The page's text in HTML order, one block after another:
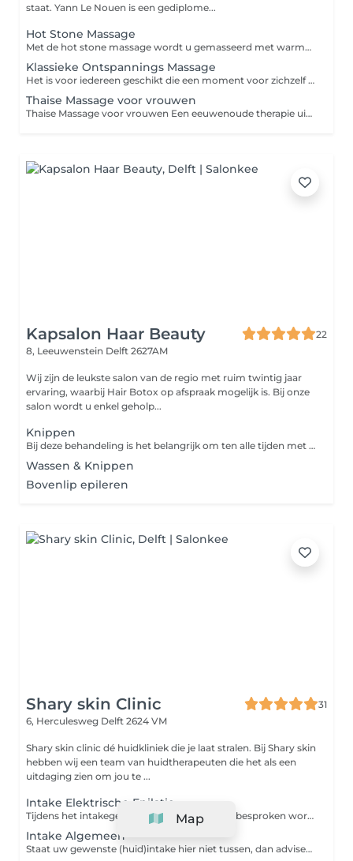
staat. Yann Le Nouen is een gediplome...
Hot Stone Massage
Met de hot stone massage wordt u gemasseerd met warme stenen met een aangename temperatuur van tussen de 45 en 50 graden.
Klassieke Ontspannings Massage
Het is voor iedereen geschikt die een moment voor zichzelf nodig heeft en wil onthaasten.
Thaise Massage voor vrouwen
Thaise Massage voor vrouwen Een eeuwenoude therapie uit Thailand die rekken, druk en ritmische bewegingen combineert. Je blijft gekleed en ligt op een verdikte mat. Voordelen: - meer flexibiliteit, - minder stress en verlichting van pijn/spanning - betere energiestroom, bloedsomloop en algeheel welzijn. Let op! Neem zelf comfortabele stretch kleding mee met voorkeur lange mouwen!
Kapsalon Haar Beauty
22
8, Leeuwenstein Delft 2627AM
Wij zijn de leukste salon van de regio met ruim twintig jaar
ervaring, waarbij Hair Botox op afspraak mogelijk is. Bij onze
salon wordt u enkel geholp...
Knippen
Bij deze behandeling is het belangrijk om ten alle tijden met gewassen haar naar de salon toe te komen.
Wassen & Knippen
Bovenlip epileren
Shary skin Clinic
31
6, Herculesweg Delft 2624 VM
Shary skin clinic dé huidkliniek die je laat stralen. Bij Shary skin
hebben wij een team van huidtherapeuten die het als een
uitdaging zien om jou te ...
Intake Elektrische Epilatie
Tijdens het intakegesprek zullen uw wensen besproken worden en wordt er vervolgens een behandelplan opgesteld.
Intake Algemeen
Staat uw gewenste (huid)intake hier niet tussen, dan adviseren wij om een "intake algemeen" te boeken. Onze huidtherapeuten zullen u hiermee tijdens het intakegesprek assisteren.
Map